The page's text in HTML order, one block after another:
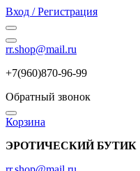
Вход / Регистрация
rr.shop@mail.ru
+7(960)870-96-99
Обратный звонок
Корзина
ЭРОТИЧЕСКИЙ БУТИК